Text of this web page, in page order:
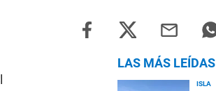
LAS MÁS LEÍDAS
ISLA